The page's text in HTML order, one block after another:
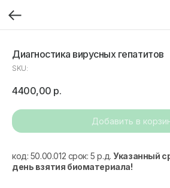
Диагностика вирусных гепатитов
SKU:
4400,00 р.
Добавить в
код: 50.00.012 срок: 5 р.д.Указанный
день взятия биоматериала!